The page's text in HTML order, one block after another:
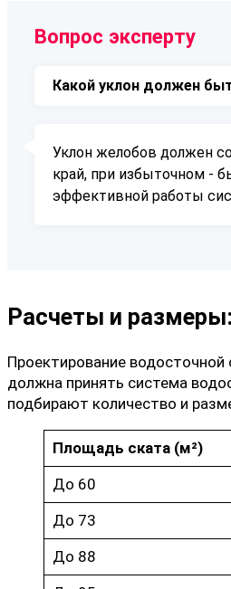
Вопрос эксперту
Какой уклон должен
Уклон желобов должен
край, при избыточном -
эффективной работы
Расчеты и
Проектирование
должна принять система
подбирают количество и
Площадь ската (м²)
До 60
До 73
До 88